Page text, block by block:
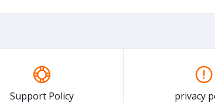
Support Policy privacy